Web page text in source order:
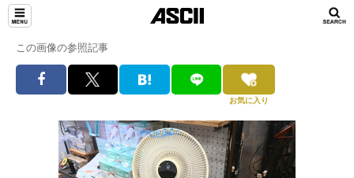
この画像の参照記事
お気に入り